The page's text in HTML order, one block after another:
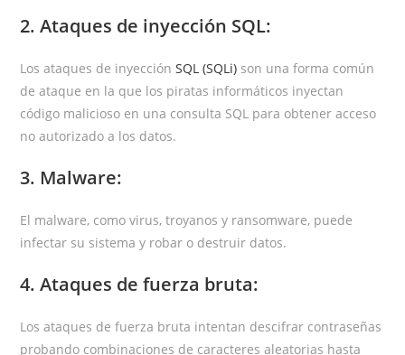
2. Ataques de inyección SQL:
Los ataques de inyección SQL (SQLi) son una forma común
de ataque en la que los piratas informáticos inyectan
código malicioso en una consulta SQL para obtener acceso
no autorizado a los datos.
3. Malware:
El malware, como virus, troyanos y ransomware, puede
infectar su sistema y robar o destruir datos.
4. Ataques de fuerza bruta:
Los ataques de fuerza bruta intentan descifrar contraseñas
probando combinaciones de caracteres aleatorias hasta